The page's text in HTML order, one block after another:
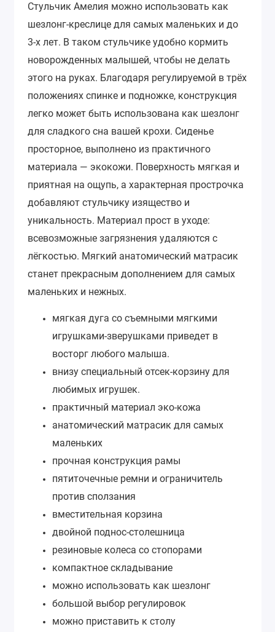
Стульчик Амелия можно использовать как
шезлонг-креслице для самых маленьких и до
3-х лет. В таком стульчике удобно кормить
новорожденных малышей, чтобы не делать
этого на руках. Благодаря регулируемой в трёх
положениях спинке и подножке, конструкция
легко может быть использована как шезлонг
для сладкого сна вашей крохи. Сиденье
просторное, выполнено из практичного
материала — экокожи. Поверхность мягкая и
приятная на ощупь, а характерная прострочка
добавляют стульчику изящество и
уникальность. Материал прост в уходе:
всевозможные загрязнения удаляются с
лёгкостью. Мягкий анатомический матрасик
станет прекрасным дополнением для самых
маленьких и нежных.
мягкая дуга со съемными мягкими
игрушками-зверушками приведет в
восторг любого малыша.
внизу специальный отсек-корзину для
любимых игрушек.
практичный материал эко-кожа
анатомический матрасик для самых
маленьких
прочная конструкция рамы
пятиточечные ремни и ограничитель
против сползания
вместительная корзина
двойной поднос-столешница
резиновые колеса со стопорами
компактное складывание
можно использовать как шезлонг
большой выбор регулировок
можно приставить к столу